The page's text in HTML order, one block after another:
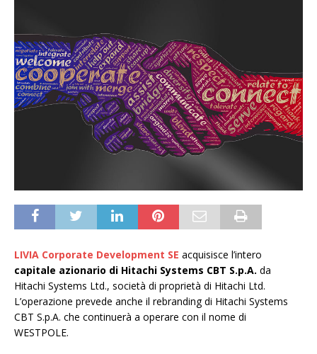
LIVIA Corporate Development SE acquisisce l’intero
capitale azionario di Hitachi Systems CBT S.p.A. da
Hitachi Systems Ltd., società di proprietà di Hitachi Ltd.
L’operazione prevede anche il rebranding di Hitachi Systems
CBT S.p.A. che continuerà a operare con il nome di
WESTPOLE.